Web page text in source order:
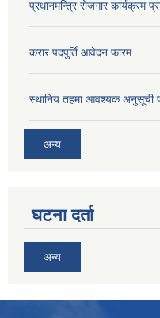
प्रधानमन्त्रि रोजगार कार्यक्रम
करार पदपुर्ति आवेदन फारम
स्थानिय तहमा आवश्यक अनुसूची
अन्य
घटना दर्ता
अन्य